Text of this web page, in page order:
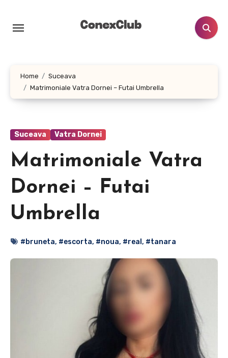
content
Home
Suceava
Matrimoniale Vatra Dornei – Futai Umbrella
Suceava Vatra Dornei
Matrimoniale Vatra
Dornei – Futai
Umbrella
#bruneta, #escorta, #noua, #real , #tanara